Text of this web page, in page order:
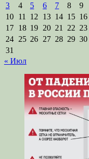
3
4 5 6 7 8
9
10 11 12 13 14 15 16
17 18 19 20 21 22 23
24 25 26 27 28 29 30
31
« Июл